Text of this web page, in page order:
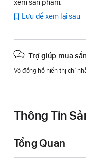
xem sản phẩm.
Lưu để xem lại sau
Trợ giúp mua
Vỏ đồng hồ hiển thị chỉ
Thông Tin
Tổng Quan